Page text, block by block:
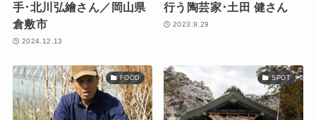
手･北川弘繪さん／岡山県
倉敷市
2024.12.13
行う陶芸家･土田 健さん
2023.9.29
FOOD SPOT